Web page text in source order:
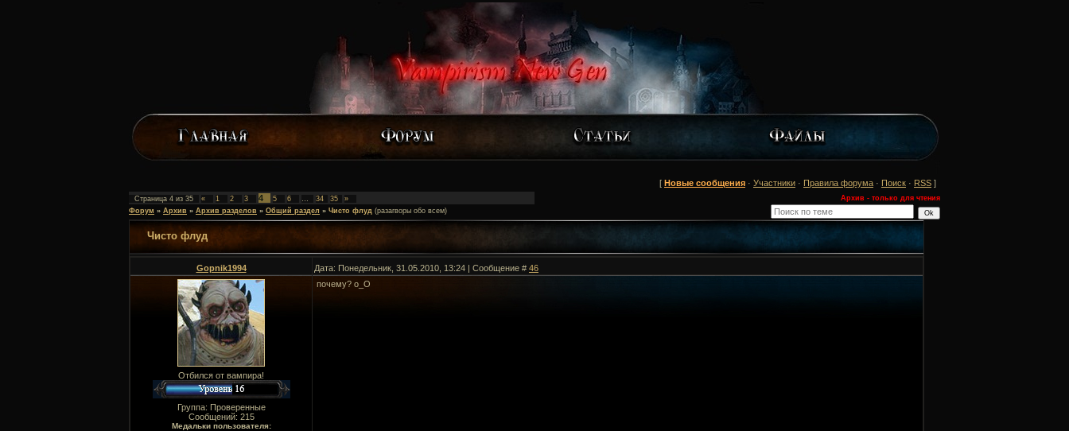
[ Новые сообщения · Участники · Правила форума · Поиск · RSS ]
Страница 4 из 35 « 1 2 3 4 5 6 … 34 35 »
Архив - только для чтения
Форум » Архив » Архив разделов » Общий раздел » Чисто флуд (разагворы обо всем)
Чисто флуд
Gopnik1994 Дата: Понедельник, 31.05.2010, 13:24 | Сообщение # 46
Отбился от вампира!
Группа: Проверенные
Сообщений: 215
Медальки пользователя:
почему? о_О